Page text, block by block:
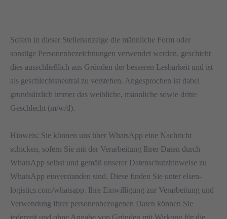
Sofern in dieser Stellenanzeige die männliche Form oder
sonstige Personenbezeichnungen verwendet werden, geschieht
dies ausschließlich aus Gründen der besseren Lesbarkeit und ist
als geschlechtsneutral zu verstehen. Angesprochen ist dabei
grundsätzlich immer das weibliche, männliche sowie dritte
Geschlecht (m/w/d).
Hinweis: Sie können uns über WhatsApp eine Nachricht
schicken, sofern Sie mit der Verarbeitung Ihrer Daten durch
WhatsApp selbst und gemäß unserer Datenschutzhinweise zu
WhatsApp einverstanden sind. Diese finden Sie unter elsen-
logistics.com/whatsapp. Ihre Einwilligung zur Verarbeitung und
Verwendung Ihrer personenbezogenen Daten können Sie
jederzeit und ohne Angabe von Gründen mit Wirkung für die